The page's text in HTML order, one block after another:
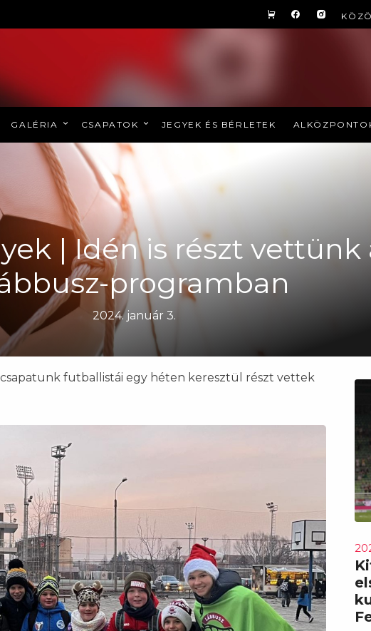
GALÉRIA CSAPATOK JEGYEK ÉS BÉRLETEK
| Idén is részt vettünk
programban
2024. január 3.
futballistái egy héten keresztül részt vettek